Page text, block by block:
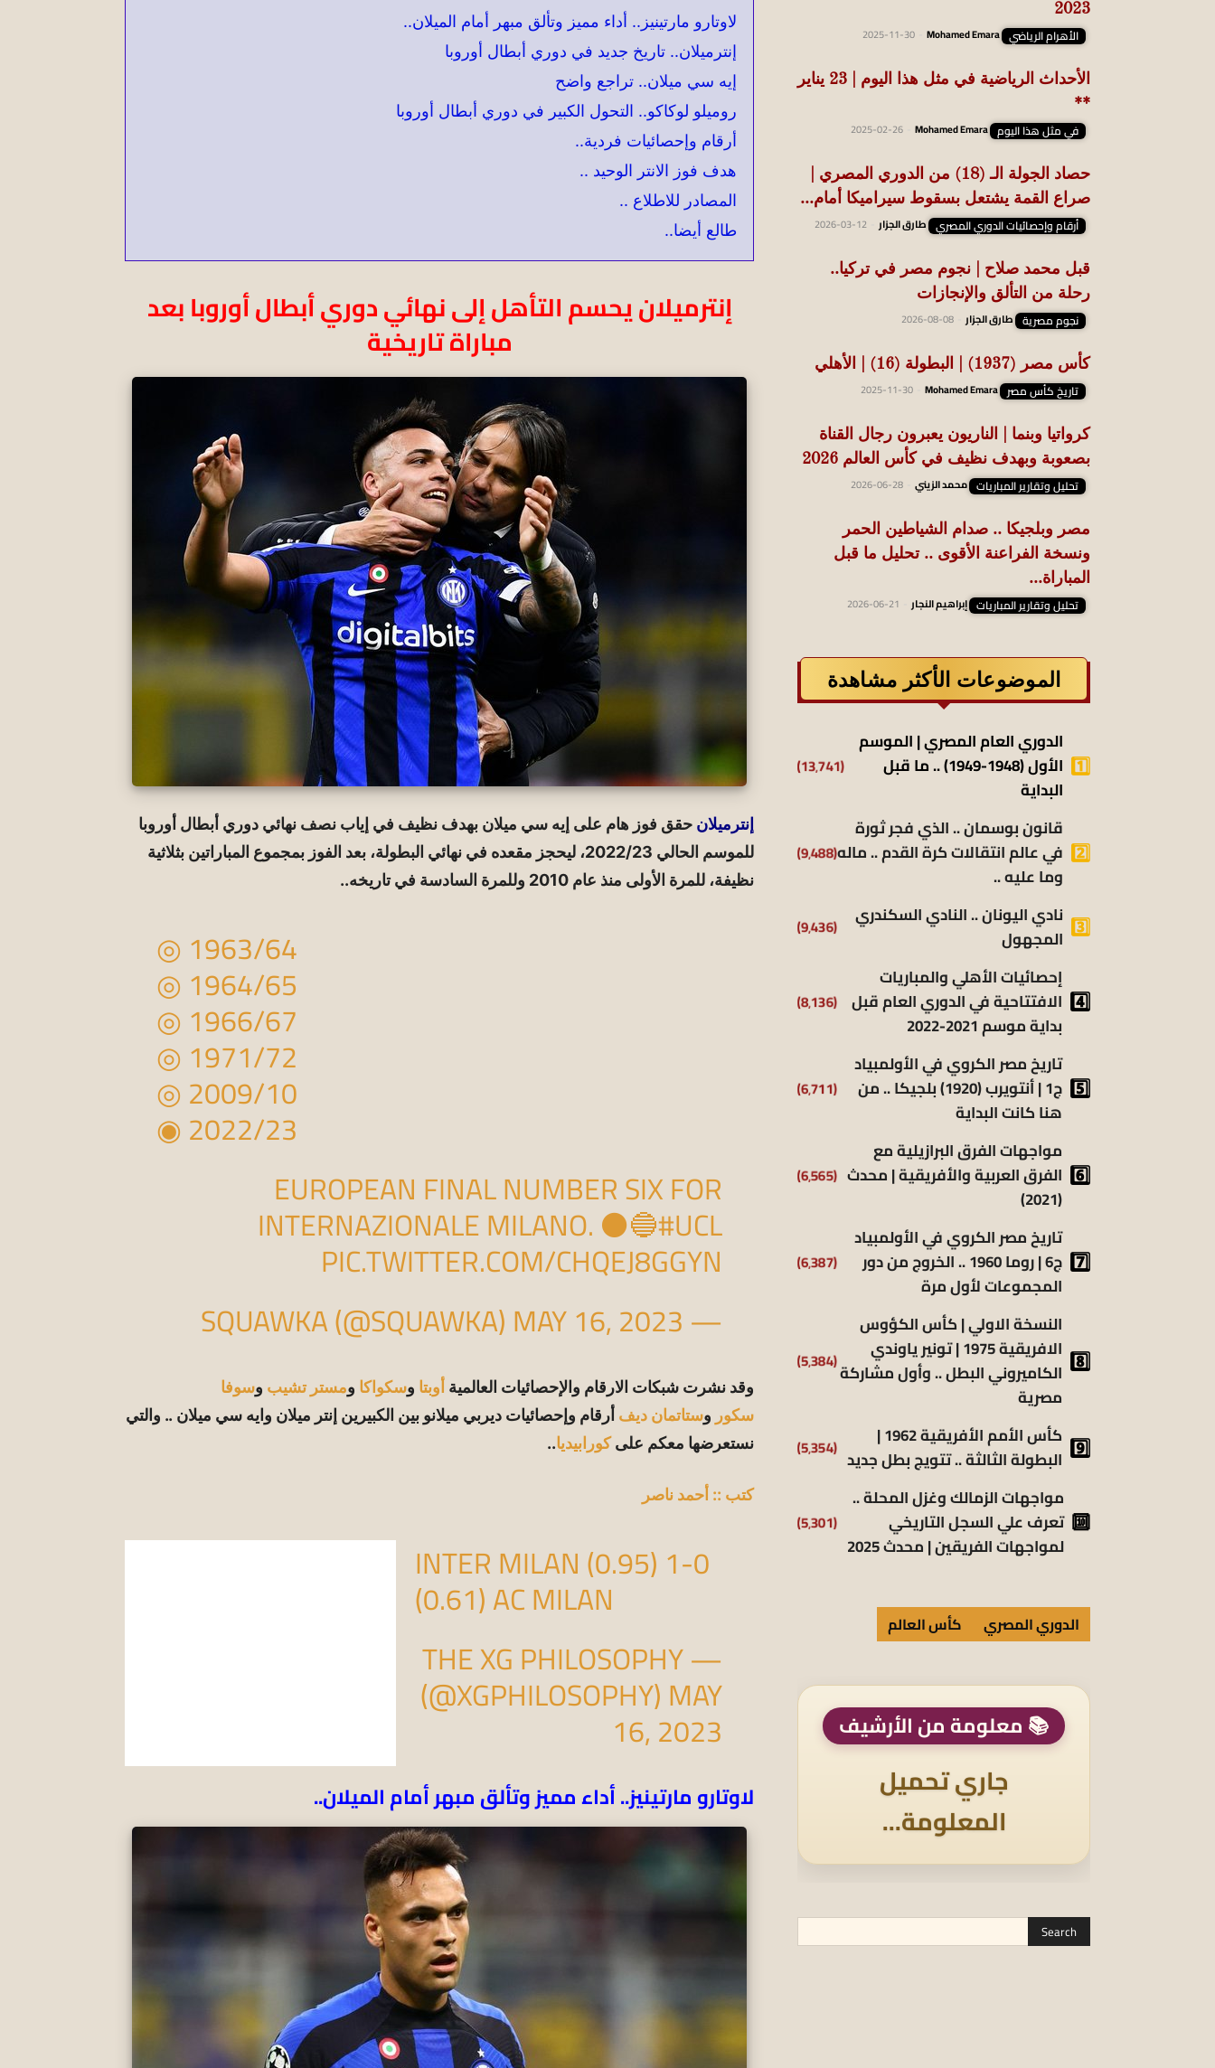
لاوتارو مارتينيز.. أداء مميز وتألق مبهر أمام الميلان..
إنترميلان.. تاريخ جديد في دوري أبطال أوروبا
إيه سي ميلان.. تراجع واضح
روميلو لوكاكو.. التحول الكبير في دوري أبطال أوروبا
أرقام وإحصائيات فردية..
هدف فوز الانتر الوحيد ..
المصادر للاطلاع ..
طالع أيضا..
إنترميلان يحسم التأهل إلى نهائي دوري أبطال أوروبا بعد
مباراة تاريخية
إنترميلان حقق فوز هام على إيه سي ميلان بهدف نظيف في إياب نصف نهائي دوري أبطال أوروبا
للموسم الحالي 2022/23، ليحجز مقعده في نهائي البطولة، بعد الفوز بمجموع المباراتين بثلاثية
نظيفة، للمرة الأولى منذ عام 2010 وللمرة السادسة في تاريخه..
◎ 1963/64
◎ 1964/65
◎ 1966/67
◎ 1971/72
◎ 2009/10
◉ 2022/23
EUROPEAN FINAL NUMBER SIX FOR
INTERNAZIONALE MILANO. ⚫️🔵#UCL
PIC.TWITTER.COM/CHQEJ8GGYN
— SQUAWKA (@SQUAWKA)
MAY 16, 2023
وقد نشرت شبكات الارقام والإحصائيات العالمية أوبتا وسكواكا ومستر تشيب وسوفا
سكور وستاتمان ديف أرقام وإحصائيات ديربي ميلانو بين الكبيرين إنتر ميلان وايه سي ميلان .. والتي
نستعرضها معكم علىكورابيديا..
كتب :: أحمد ناصر
INTER MILAN (0.95) 1-0
(0.61) AC MILAN
— THE XG PHILOSOPHY
(@XGPHILOSOPHY)MAY
16, 2023
لاوتارو مارتينيز.. أداء مميز وتألق مبهر أمام الميلان..
2023
الأهرام الرياضي Mohamed Emara
2025-11-30
الأحداث الرياضية في مثل هذا اليوم | 23 يناير
**
في مثل هذا اليوم Mohamed Emara
2025-02-26
حصاد الجولة الـ (18) من الدوري المصري |
صراع القمة يشتعل بسقوط سيراميكا أمام...
أرقام وإحصائيات الدوري المصري طارق الجزار 2026-03-12
قبل محمد صلاح | نجوم مصر في تركيا..
رحلة من التألق والإنجازات
نجوم مصرية طارق الجزار 2026-08-08
كأس مصر (1937) | البطولة (16) | الأهلي
تاريخ كأس مصر Mohamed Emara
2025-11-30
كرواتيا وبنما | الناريون يعبرون رجال القناة
بصعوبة وبهدف نظيف في كأس العالم 2026
تحليل وتقارير المباريات محمد الزيني 2026-06-28
مصر وبلجيكا .. صدام الشياطين الحمر
ونسخة الفراعنة الأقوى .. تحليل ما قبل
المباراة...
تحليل وتقارير المباريات إبراهيم النجار 2026-06-21
الموضوعات الأكثر مشاهدة
الدوري العام المصري | الموسم
الأول (1948-1949) .. ما قبل
البداية
(13٬741)
قانون بوسمان .. الذي فجر ثورة
في عالم انتقالات كرة القدم .. ماله
وما عليه ..
(9٬488)
نادي اليونان .. النادي السكندري
المجهول
(9٬436)
إحصائيات الأهلي والمباريات
الافتتاحية في الدوري العام قبل
بداية موسم 2021-2022
(8٬136)
تاريخ مصر الكروي في الأولمبياد
ج1 | أنتويرب (1920) بلجيكا .. من
هنا كانت البداية
(6٬711)
مواجهات الفرق البرازيلية مع
الفرق العربية والأفريقية | محدث
(2021)
(6٬565)
تاريخ مصر الكروي في الأولمبياد
ج6 | روما 1960 .. الخروج من دور
المجموعات لأول مرة
(6٬387)
النسخة الاولي | كأس الكؤوس
الافريقية 1975 | تونير ياوندي
الكاميروني البطل .. وأول مشاركة
مصرية
(5٬384)
كأس الأمم الأفريقية 1962 |
البطولة الثالثة .. تتويج بطل جديد (5٬354)
مواجهات الزمالك وغزل المحلة ..
تعرف علي السجل التاريخي
لمواجهات الفريقين | محدث 2025
(5٬301)
الدوري المصري كأس العالم
📚 معلومة من الأرشيف
جاري تحميل
المعلومة...